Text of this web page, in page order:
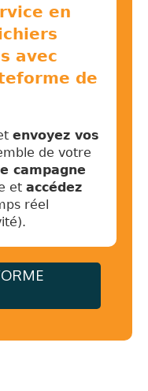
en
avec
de
envoyez vos
de votre
campagne
et accédez
réel